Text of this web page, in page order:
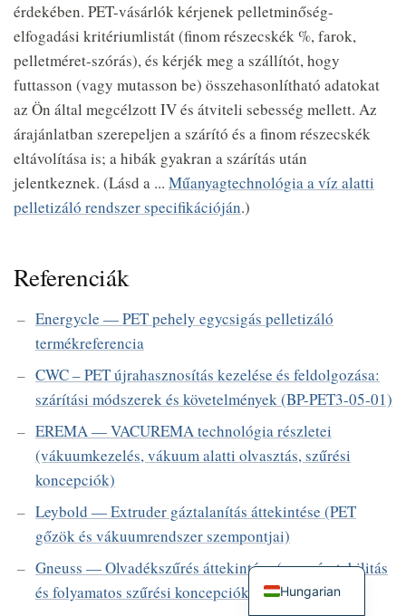
érdekében. PET-vásárlók kérjenek pelletminőség-
elfogadási kritériumlistát (finom részecskék %, farok,
pelletméret-szórás), és kérjék meg a szállítót, hogy
futtasson (vagy mutasson be) összehasonlítható adatokat
az Ön által megcélzott IV és átviteli sebesség mellett. Az
árajánlatban szerepeljen a szárító és a finom részecskék
eltávolítása is; a hibák gyakran a szárítás után
jelentkeznek. (Lásd a ... Műanyagtechnológia a víz alatti
pelletizáló rendszer specifikációján.)
Referenciák
Energycle — PET pehely egycsigás pelletizáló
termékreferencia
CWC – PET újrahasznosítás kezelése és feldolgozása:
szárítási módszerek és követelmények (BP-PET3-05-01)
EREMA — VACUREMA technológia részletei
(vákuumkezelés, vákuum alatti olvasztás, szűrési
koncepciók)
Leybold — Extruder gáztalanítás áttekintése (PET
gőzök és vákuumrendszer szempontjai)
Gneuss — Olvadékszűrés áttekintése (nyomásstabilitás
és folyamatos szűrési koncepciók)
Hungarian